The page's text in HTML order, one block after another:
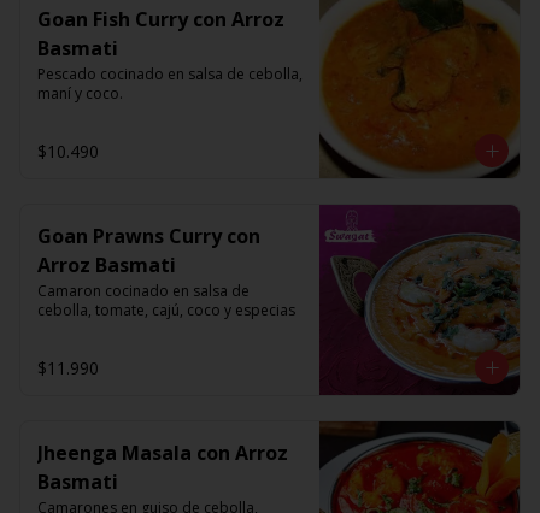
Goan Fish Curry con Arroz
Basmati
Pescado cocinado en salsa de cebolla,
maní y coco.
$10.490
Goan Prawns Curry con
Arroz Basmati
Camaron cocinado en salsa de
cebolla, tomate, cajú, coco y especias
$11.990
Jheenga Masala con Arroz
Basmati
Camarones en guiso de cebolla,